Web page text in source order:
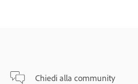
Chiedi alla community